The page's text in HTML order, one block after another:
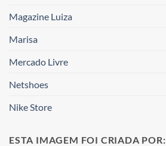
Magazine Luiza
Marisa
Mercado Livre
Netshoes
Nike Store
ESTA IMAGEM FOI CRIADA POR: